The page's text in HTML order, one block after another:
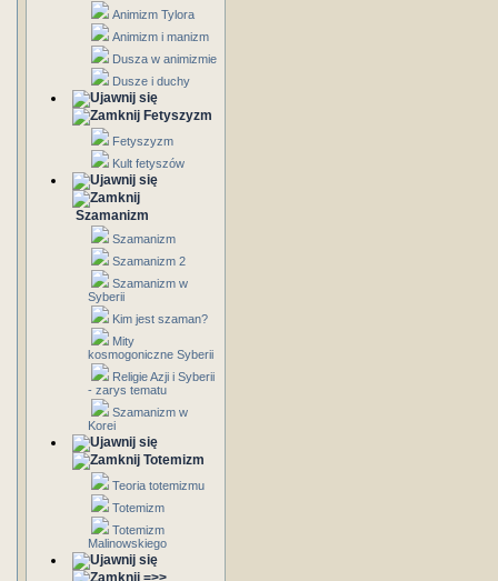
Animizm Tylora
Animizm i manizm
Dusza w animizmie
Dusze i duchy
Fetyszyzm
Fetyszyzm
Kult fetyszów
Szamanizm
Szamanizm
Szamanizm 2
Szamanizm w
Syberii
Kim jest szaman?
Mity
kosmogoniczne Syberii
Religie Azji i Syberii
- zarys tematu
Szamanizm w
Korei
Totemizm
Teoria totemizmu
Totemizm
Totemizm
Malinowskiego
=>>